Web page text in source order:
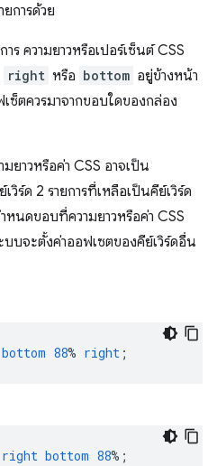
การด้วย
ร ความยาวหรือเปอร์เซ็นต์ CSS
right หรือ bottom อยู่ข้างหน้า
ซ็ตควรมาจากขอบใดของกล่อง
มยาวหรือค่า CSS อาจเป็น
วิร์ด 2 รายการที่เหลือเป็นคีย์เวิร์ด
หนดขอบที่ความยาวหรือค่า CSS
บจะตั้งค่าออฟเซตของคีย์เวิร์ดอื่น
bottom 88% right ;
right bottom 88%;